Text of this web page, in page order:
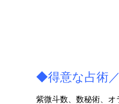
◆得意な占術
紫微斗数、数秘術、